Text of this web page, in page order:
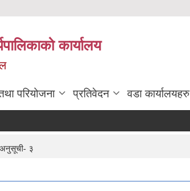
कार्यालय
परियोजना प्रतिवेदन वडा कार्यालयहरु
अनुसूची- ३